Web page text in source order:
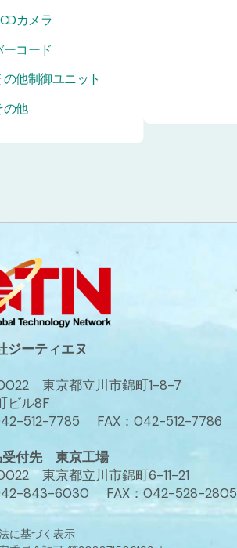
カメラ
ーコード
の他制御ユニット
の他
ジーティエヌ
東京都立川市錦町1-8-7
ビル8F
512-7785 FAX：042-512-7786
受付先 東京工場
東京都立川市錦町6-11-21
843-6030 FAX：042-528-2805
に基づく表示